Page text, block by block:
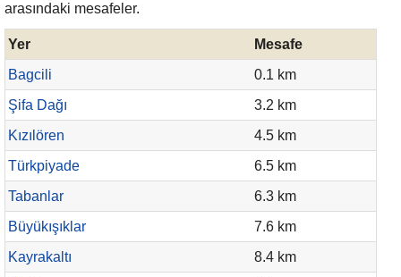
arasındaki mesafeler.
Yer
Mesafe
Bagcili
0.1 km
Şifa Dağı
3.2 km
Kızılören
4.5 km
Türkpiyade
6.5 km
Tabanlar
6.3 km
Büyükışıklar
7.6 km
Kayrakaltı
8.4 km